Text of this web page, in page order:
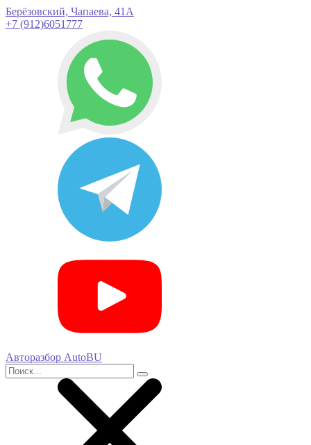
Берёзовский, Чапаева, 41А
+7 (912)6051777
Авторазбор AutoBU